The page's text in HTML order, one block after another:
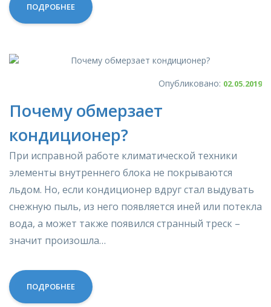
ПОДРОБНЕЕ
Опубликовано: 02.05.2019
Почему обмерзает
кондиционер?
При исправной работе климатической техники
элементы внутреннего блока не покрываются
льдом. Но, если кондиционер вдруг стал выдувать
снежную пыль, из него появляется иней или потекла
вода, а может также появился странный треск –
значит произошла…
ПОДРОБНЕЕ